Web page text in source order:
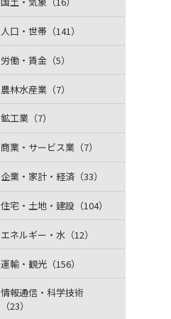
人口・世帯（141）
労働・賃金（5）
農林水産業（7）
鉱工業（7）
商業・サービス業（7）
企業・家計・経済（33）
住宅・土地・建設（104）
エネルギー・水（12）
運輸・観光（156）
情報通信・科学技術
（23）